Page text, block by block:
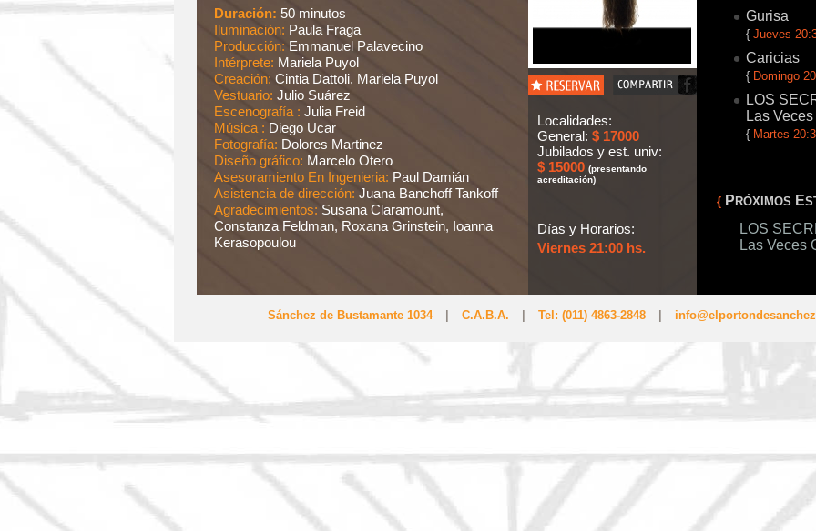
Duración: 50 minutos
Iluminación: Paula Fraga
Producción: Emmanuel Palavecino
Intérprete: Mariela Puyol
Creación: Cintia Dattoli, Mariela Puyol
Vestuario: Julio Suárez
Escenografía : Julia Freid
Música : Diego Ucar
Fotografía: Dolores Martinez
Diseño gráfico: Marcelo Otero
Asesoramiento En Ingenieria: Paul Damián
Asistencia de dirección: Juana Banchoff Tankoff
Agradecimientos: Susana Claramount,
Constanza Feldman, Roxana Grinstein, Ioanna
Kerasopoulou
Localidades:
General: $ 17000
Jubilados y est. univ:
$ 15000 (presentando
acreditación)
Días y Horarios:
Viernes 21:00 hs.
Gurisa
{Jueves
Caricias
{Domingo
LOS
Las
{Martes
{ P RÓXIMOS E
LOS
Las Veces
Sánchez de Bustamante 1034 C.A.B.A. Tel: (011) 4863-2848